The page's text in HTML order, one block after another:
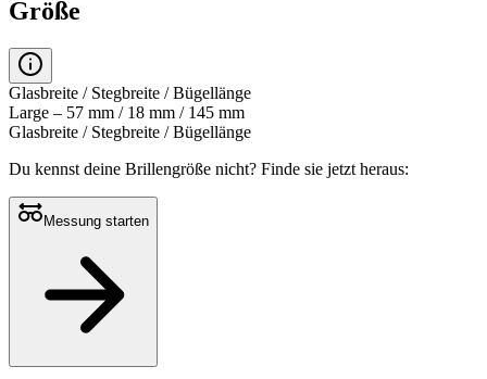
Größe
Glasbreite / Stegbreite / Bügellänge
Large – 57 mm / 18 mm / 145 mm
Glasbreite / Stegbreite / Bügellänge
Du kennst deine Brillengröße nicht? Finde sie jetzt heraus:
Messung starten